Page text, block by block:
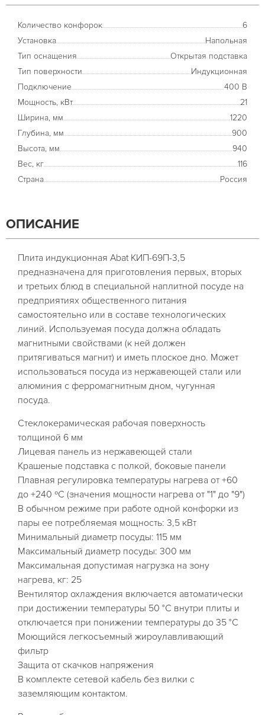
Количество конфорок
6
Установка
Напольная
Тип оснащения
Открытая подставка
Тип поверхности
Индукционная
Подключение
400 В
Мощность, кВт
21
Ширина, мм
1220
Глубина, мм
900
Высота, мм
940
Вес, кг
116
Страна
Россия
ОПИСАНИЕ
Плита индукционная Abat КИП-69П-3,5
предназначена для приготовления первых, вторых
и третьих блюд в специальной наплитной посуде на
предприятиях общественного питания
самостоятельно или в составе технологических
линий. Используемая посуда должна обладать
магнитными свойствами (к ней должен
притягиваться магнит) и иметь плоское дно. Может
использоваться посуда из нержавеющей стали или
алюминия с ферромагнитным дном, чугунная
посуда.
Стеклокерамическая рабочая поверхность
толщиной 6 мм
Лицевая панель из нержавеющей стали
Крашеные подставка с полкой, боковые панели
Плавная регулировка температуры нагрева от +60
до +240 ºС (значения мощности нагрева от "1" до "9")
В обычном режиме при работе одной конфорки из
пары ее потребляемая мощность: 3,5 кВт
Минимальный диаметр посуды: 115 мм
Максимальный диаметр посуды: 300 мм
Максимальная допустимая нагрузка на зону
нагрева, кг: 25
Вентилятор охлаждения включается автоматически
при достижении температуры 50 °С внутри плиты и
отключается при понижении температуры до 35 °С
Моющийся легкосъемный жироулавливающий
фильтр
Защита от скачков напряжения
В комплекте сетевой кабель без вилки с
заземляющим контактом.